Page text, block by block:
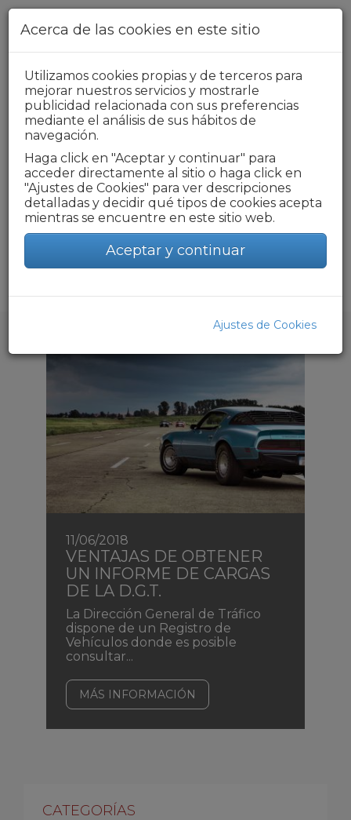
Pasar al contenido principal
+34 976 218 319
Formulario de búsqueda
CAMBIO DE TITULARIDAD
11/06/2018
VENTAJAS DE OBTENER
UN INFORME DE CARGAS
DE LA D.G.T.
La Dirección General de Tráfico
dispone de un Registro de
Vehículos donde es posible
consultar...
MÁS INFORMACIÓN
CATEGORÍAS
Acerca de las cookies en este sitio
Utilizamos cookies propias y de terceros para
mejorar nuestros servicios y mostrarle
publicidad relacionada con sus preferencias
mediante el análisis de sus hábitos de
navegación.
Haga click en "Aceptar y continuar" para
acceder directamente al sitio o haga click en
"Ajustes de Cookies" para ver descripciones
detalladas y decidir qué tipos de cookies acepta
mientras se encuentre en este sitio web.
Aceptar y continuar
Ajustes de Cookies